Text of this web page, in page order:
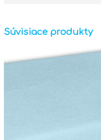
Súvisiace produkty